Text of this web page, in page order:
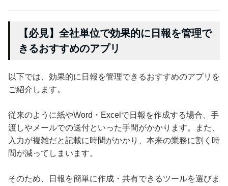
【必見】全社単位で効果的に日報を管理で
きるおすすめのアプリ
以下では、効果的に日報を管理できるおすすめのアプリを
ご紹介します。
従来のように紙やWord・Excelで日報を作成する場合、手
渡しやメールでの送付といった手間がかかります。また、
入力が複雑だと記載に時間がかかり、本来の業務に割く時
間が減ってしまいます。
そのため、日報を簡単に作成・共有できるツールを選びま